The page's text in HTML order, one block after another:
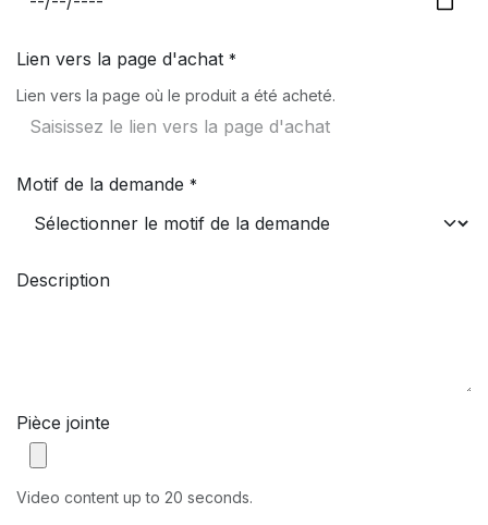
Lien vers la page d'achat *
Lien vers la page où le produit a été acheté.
Motif de la demande *
Description
Pièce jointe
Video content up to 20 seconds.